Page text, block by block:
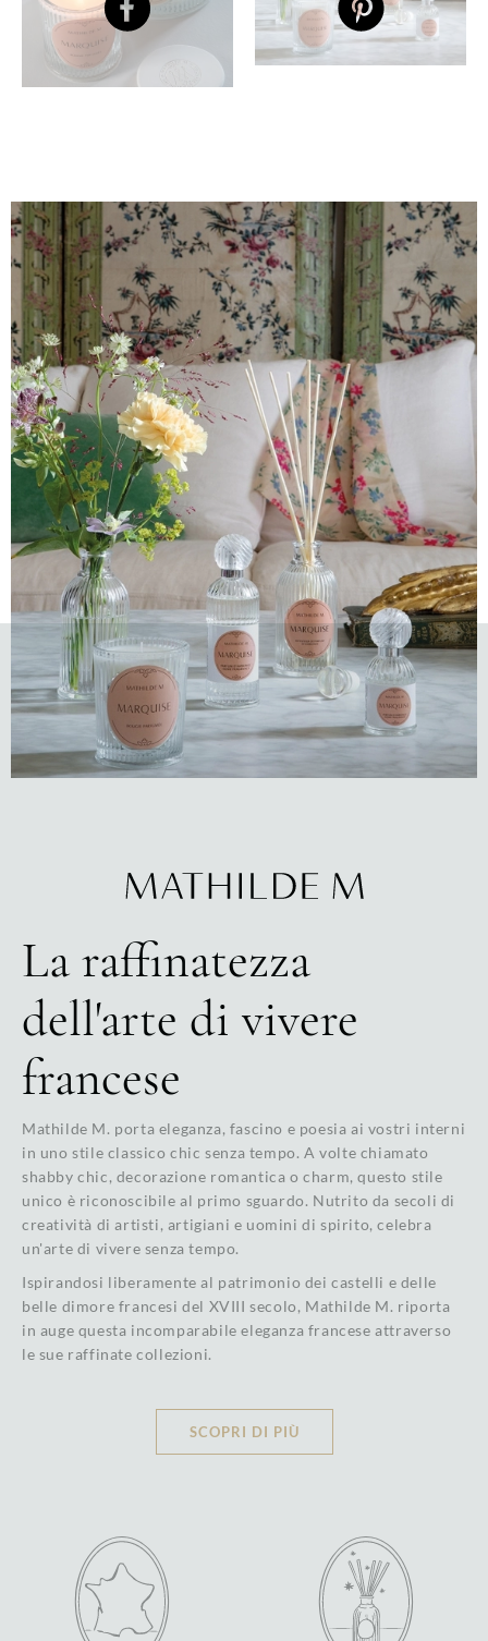
La raffinatezza
dell'arte di vivere
francese
Mathilde M. porta eleganza, fascino e poesia ai vostri interni
in uno stile classico chic senza tempo. A volte chiamato
shabby chic, decorazione romantica o charm, questo stile
unico è riconoscibile al primo sguardo. Nutrito da secoli di
creatività di artisti, artigiani e uomini di spirito, celebra
un'arte di vivere senza tempo.
Ispirandosi liberamente al patrimonio dei castelli e delle
belle dimore francesi del XVIII secolo, Mathilde M. riporta
in auge questa incomparabile eleganza francese attraverso
le sue raffinate collezioni.
SCOPRI DI PIÙ